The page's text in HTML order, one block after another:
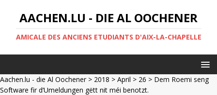
AACHEN.LU - DIE AL OOCHENER
AMICALE DES ANCIENS ETUDIANTS D'AIX-LA-CHAPELLE
Aachen.lu - die Al Oochener> 2018 > April > 26 > Dem Roemi seng
Software fir d’Umeldungen gëtt nit méi benotzt.